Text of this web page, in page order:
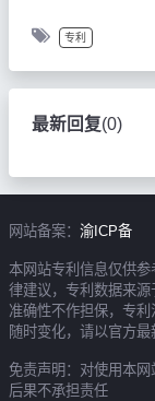
专利
最新回复(0)
网站备案： 渝ICP备
本网站专利信息仅供参
律建议，专利数据来源
准确性不作担保，专利
随时变化，请以官方最
免责声明：对使用本网
后果不承担责任